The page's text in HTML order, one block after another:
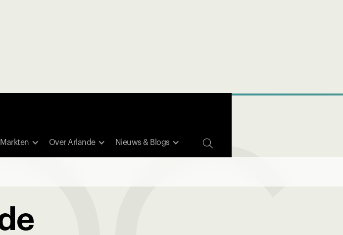
Over Arlande Nieuws & Blogs 